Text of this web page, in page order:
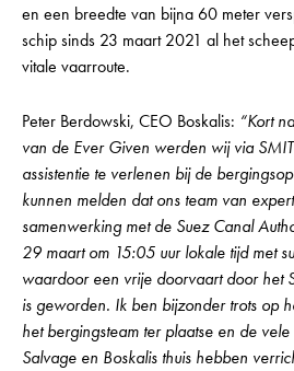
en een breedte van bijna 60 meter
schip sinds 23 maart 2021 al het
vitale vaarroute.
Peter Berdowski, CEO Boskalis: “Kort
van de Ever Given werden wij via
assistentie te verlenen bij de
kunnen melden dat ons team van
samenwerking met de Suez Canal
29 maart om 15:05 uur lokale tijd met
waardoor een vrije doorvaart door het
is geworden. Ik ben bijzonder trots op
het bergingsteam ter plaatse en de
Salvage en Boskalis thuis hebben